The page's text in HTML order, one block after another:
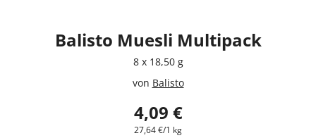
Balisto Muesli Multipack
8 x 18,50 g
von Balisto
4,09 €
27,64 €/1 kg